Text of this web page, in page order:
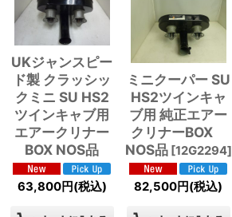
並び順:
絞り込む
UKジャンスピー
ド製 クラッシッ
クミニ SU HS2
ツインキャブ用
エアークリナー
BOX NOS品
63,800円(税込)
ミニクーパー SU
HS2ツインキャ
ブ用 純正エアー
クリナーBOX
NOS品 [12G2294]
82,500円(税込)